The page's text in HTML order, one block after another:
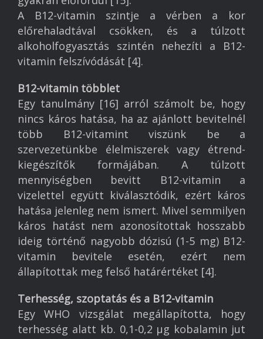
A B12-vitamin szintje a vérben a kor
előrehaladtával csökken, és a túlzott
alkoholfogyasztás szintén nehezíti a B12-
vitamin felszívódását [4].
B12-vitamin többlet
Egy tanulmány [16] arról számolt be, hogy
nincs káros hatása, ha az ajánlott bevitelnél
több B12-vitamint viszünk be a
szervezetünkbe élelmiszerek vagy étrend-
kiegészítők formájában. A túlzott
mennyiségben bevitt B12-vitamin a
vizelettel együtt kiválasztódik, ezért káros
hatása jelenleg nem ismert. Mivel semmilyen
káros hatást nem azonosítottak hosszabb
ideig történő nagyobb dózisú (1-5 mg) B12-
vitamin bevitele esetén, ezért nem
állapítottak meg felső határértéket [4].
Terhesség, szoptatás és a B12-vitamin
Egy WHO vizsgálat megállapította, hogy
terhesség alatt kb. 0,1-0,2 µg kobalamin jut